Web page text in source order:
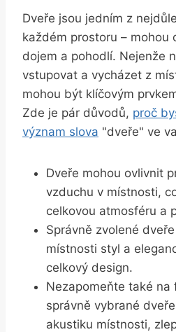
Dveře jsou jedním z
každém prostoru – mohou‍
dojem a pohodlí. Nejenže
vstupovat a vycházet z
mohou ‌být‌ klíčovým
Zde ⁤je pár důvodů, proč
význam slova "dveře" ve
Dveře mohou ovlivnit
vzduchu v ⁣místnosti,
celkovou⁣ atmosféru a‌
Správně zvolené
⁢místnosti styl a
celkový design.
Nezapomeňte také na
správně vybrané
akustiku místnosti,